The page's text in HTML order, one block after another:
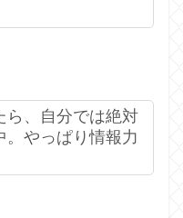
ら、自分では絶対
。やっぱり情報力